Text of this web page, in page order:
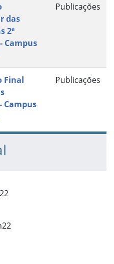
das
2ª
Campus
Publicações
Final
Campus
Publicações